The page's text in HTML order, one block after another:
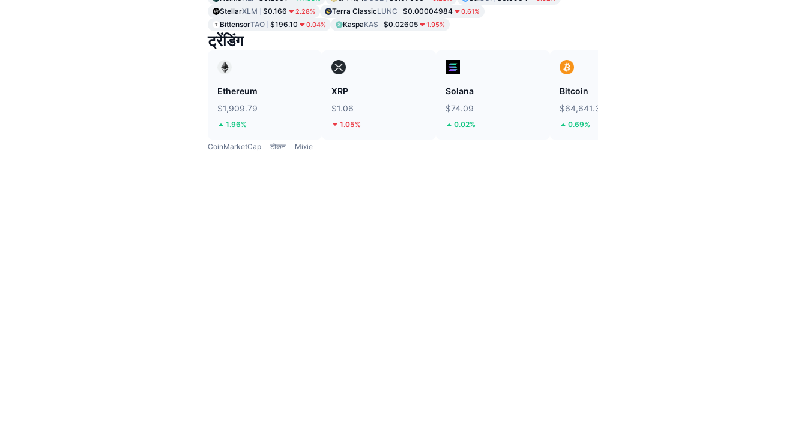
StellarXLM $0.166 2.28% Terra ClassicLUNC $0.00004984 0.61%
BittensorTAO $196.10 0.04% KaspaKAS $0.02605 1.95%
ट्रेंडिंग
Ethereum
$1,909.79
1.96%
XRP
$1.06
1.05%
Solana
$74.09
0.02%
Bitcoin
$64,641.33
0.69%
CoinMarketCap टोकन Mixie